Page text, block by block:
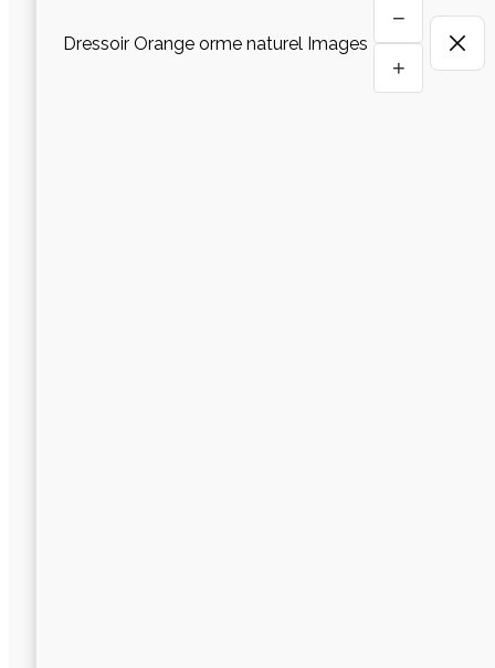
Dressoir Orange orme naturel Images
−
+